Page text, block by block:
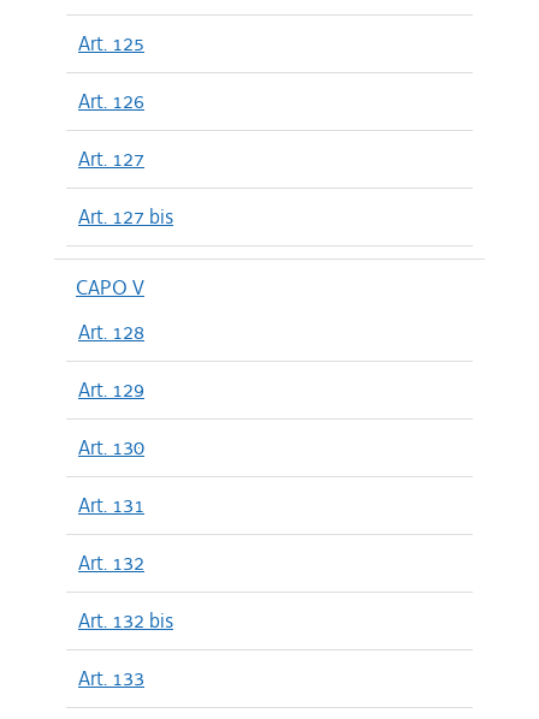
Art. 125
Art. 126
Art. 127
Art. 127 bis
CAPO V
Art. 128
Art. 129
Art. 130
Art. 131
Art. 132
Art. 132 bis
Art. 133